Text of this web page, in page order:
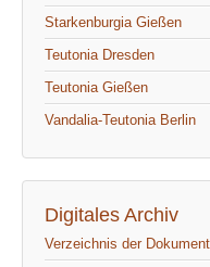
Starkenburgia Gießen
Teutonia Dresden
Teutonia Gießen
Vandalia-Teutonia Berlin
Digitales Archiv
Verzeichnis der